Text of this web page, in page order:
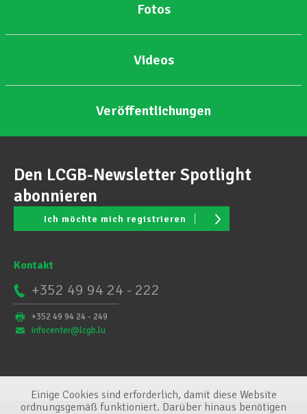
Fotos
Videos
Veröffentlichungen
Den LCGB-Newsletter Spotlight
abonnieren
Ich möchte mich registrieren
Kontakt
+352 49 94 24 - 222
+352 49 94 24 - 249
infocenter@lcgb.lu
Einige Cookies sind erforderlich, damit diese Website
ordnungsgemäß funktioniert. Darüber hinaus benötigen